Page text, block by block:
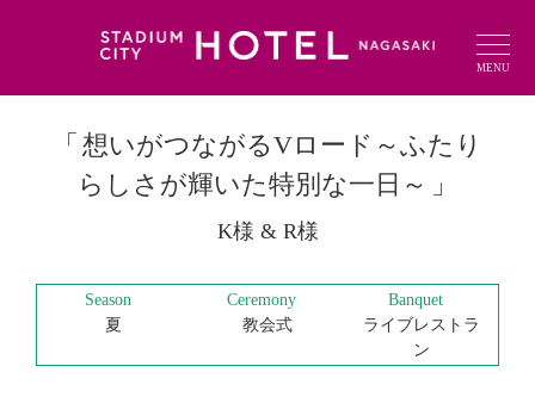
MENU
想いがつながるVロード～ふたり
らしさが輝いた特別な一日～
K様 & R様
Season
夏
Ceremony
教会式
Banquet
ライブレストラ
ン